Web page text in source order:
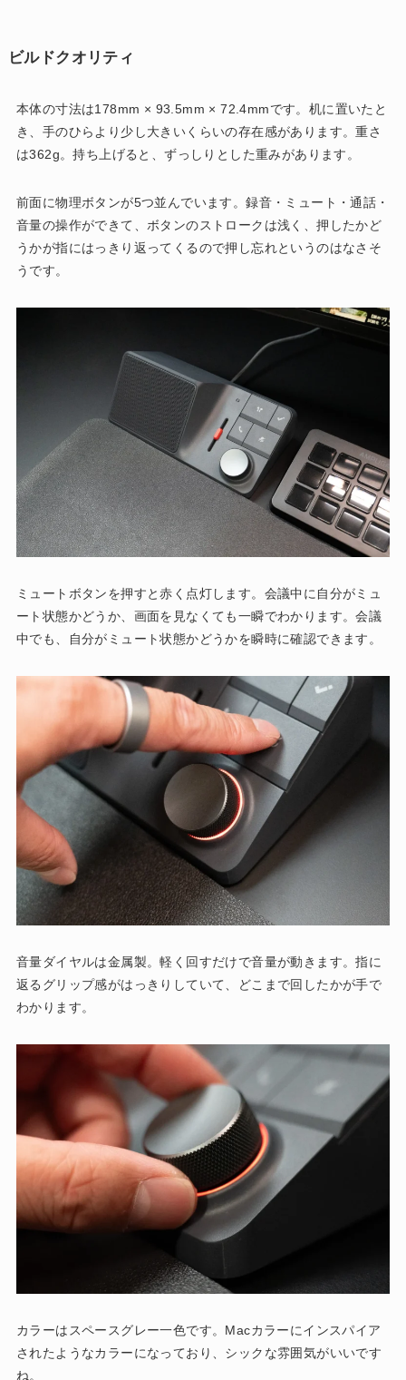
ビルドクオリティ
本体の寸法は178mm × 93.5mm × 72.4mmです。机に置いたと
き、手のひらより少し大きいくらいの存在感があります。重さ
は362g。持ち上げると、ずっしりとした重みがあります。
前面に物理ボタンが5つ並んでいます。録音・ミュート・通話・
音量の操作ができて、ボタンのストロークは浅く、押したかど
うかが指にはっきり返ってくるので押し忘れというのはなさそ
うです。
ミュートボタンを押すと赤く点灯します。会議中に自分がミュ
ート状態かどうか、画面を見なくても一瞬でわかります。会議
中でも、自分がミュート状態かどうかを瞬時に確認できます。
音量ダイヤルは金属製。軽く回すだけで音量が動きます。指に
返るグリップ感がはっきりしていて、どこまで回したかが手で
わかります。
カラーはスペースグレー一色です。Macカラーにインスパイア
されたようなカラーになっており、シックな雰囲気がいいです
ね。